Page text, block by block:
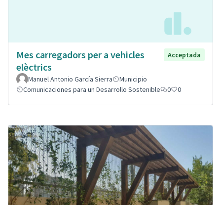
Mes carregadors per a vehicles
elèctrics
Acceptada
Manuel Antonio García Sierra
Municipio
Comunicaciones para un Desarrollo Sostenible
0 0